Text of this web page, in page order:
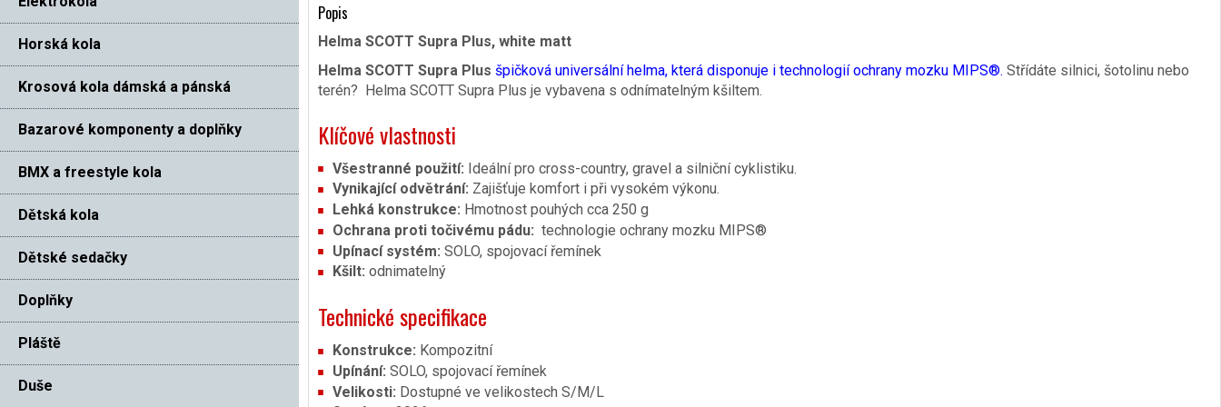
Horská kola
Krosová kola dámská a pánská
Bazarové komponenty a doplňky
BMX a freestyle kola
Dětská kola
Dětské sedačky
Doplňky
Pláště
Duše
Popis
Helma SCOTT Supra Plus, white matt
Helma SCOTT Supra Plus špičková universální helma, která disponuje i technologií ochrany mozku MIPS®. Střídáte silnici, šotolinu nebo
terén? Helma SCOTT Supra Plus je vybavena s odnímatelným kšiltem.
Klíčové vlastnosti
Všestranné použití: Ideální pro cross-country, gravel a silniční cyklistiku.
Vynikající odvětrání: Zajišťuje komfort i při vysokém výkonu.
Lehká konstrukce: Hmotnost pouhých cca 250 g
Ochrana proti točivému pádu: technologie ochrany mozku MIPS®
Upínací systém: SOLO, spojovací řemínek
Kšilt: odnimatelný
Technické specifikace
Konstrukce: Kompozitní
Upínání: SOLO, spojovací řemínek
Velikosti: Dostupné ve velikostech S/M/L